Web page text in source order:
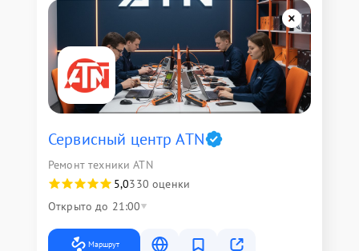
Сервисный центр ATN
Ремонт техники ATN
5,0330 оценки
Открыто до 21:00
Маршрут